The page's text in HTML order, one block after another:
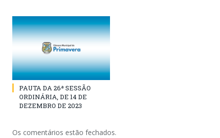
PAUTA DA 26ª SESSÃO
ORDINÁRIA, DE 14 DE
DEZEMBRO DE 2023
Os comentários estão fechados.